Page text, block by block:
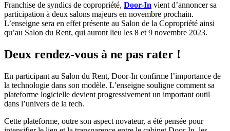
Franchise de syndics de copropriété, Door-In vient d’annoncer sa
participation à deux salons majeurs en novembre prochain.
L’enseigne sera en effet présente au Salon de la Copropriété ainsi
qu’au Salon du Rent, qui auront lieu les 8 et 9 novembre 2023.
Deux rendez-vous à ne pas rater !
En participant au Salon du Rent, Door-In confirme l’importance de
la technologie dans son modèle. L’enseigne souligne comment sa
plateforme logicielle devient progressivement un important outil
dans l’univers de la tech.
Cette plateforme, outre son aspect novateur, a été pensée pour